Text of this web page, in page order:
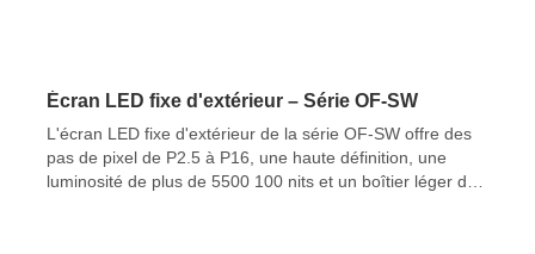
Écran LED fixe d'extérieur – Série OF-SW
L'écran LED fixe d'extérieur de la série OF-SW offre des
pas de pixel de P2.5 à P16, une haute définition, une
luminosité de plus de 5500 100 nits et un boîtier léger de